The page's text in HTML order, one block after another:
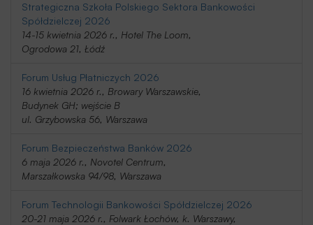
Strategiczna Szkoła Polskiego Sektora Bankowości
Spółdzielczej 2026
14-15 kwietnia 2026 r., Hotel The Loom,
Ogrodowa 21, Łódź
Forum Usług Płatniczych 2026
16 kwietnia 2026 r., Browary Warszawskie,
Budynek GH; wejście B
ul. Grzybowska 56, Warszawa
Forum Bezpieczeństwa Banków 2026
6 maja 2026 r., Novotel Centrum,
Marszałkowska 94/98, Warszawa
Forum Technologii Bankowości Spółdzielczej 2026
20-21 maja 2026 r., Folwark Łochów, k. Warszawy,